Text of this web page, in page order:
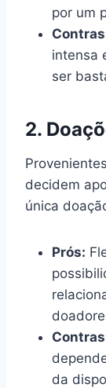
por um
intensa
ser
2.
decidem
única
Prós:
da